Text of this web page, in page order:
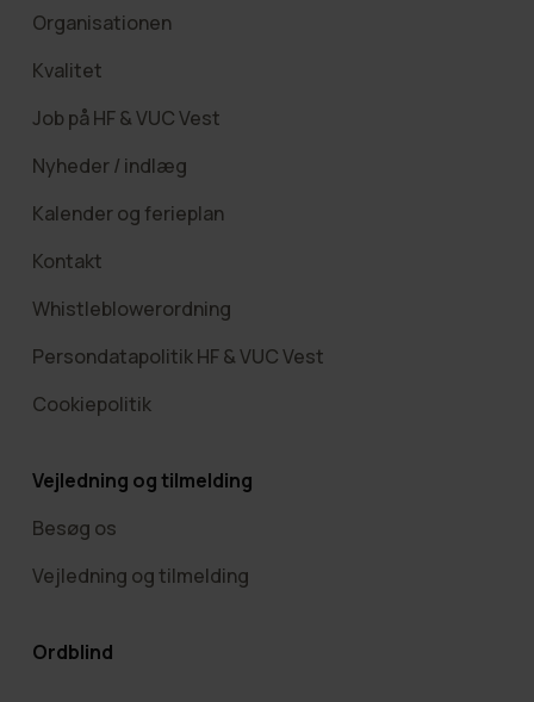
Organisationen
Kvalitet
Job på HF & VUC Vest
Nyheder / indlæg
Kalender og ferieplan
Kontakt
Whistleblowerordning
Persondatapolitik HF & VUC Vest
Cookiepolitik
Vejledning og tilmelding
Besøg os
Vejledning og tilmelding
Ordblind